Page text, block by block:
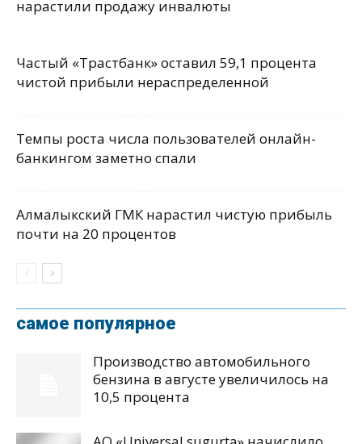
нарастили продажу инвалюты
Частый «Трастбанк» оставил 59,1 процента
чистой прибыли нераспределенной
Темпы роста числа пользователей онлайн-
банкингом заметно спали
Алмалыкский ГМК нарастил чистую прибыль
почти на 20 процентов
самое популярное
Производство автомобильного
бензина в августе увеличилось на
10,5 процента